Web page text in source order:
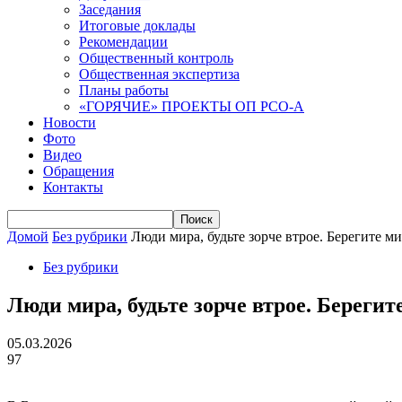
Заседания
Итоговые доклады
Рекомендации
Общественный контроль
Общественная экспертиза
Планы работы
«ГОРЯЧИЕ» ПРОЕКТЫ ОП РСО-А
Новости
Фото
Видео
Обращения
Контакты
Домой Без рубрики Люди мира, будьте зорче втрое. Берегите
Без рубрики
Люди мира, будьте зорче втрое.
05.03.2026
97